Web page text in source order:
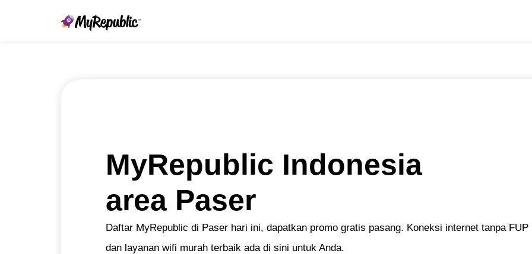
MyRepublic Indonesia
area Paser
Daftar MyRepublic di Paser hari ini, dapatkan promo gratis pasang. Koneksi internet tanpa FUP
dan layanan wifi murah terbaik ada di sini untuk Anda.